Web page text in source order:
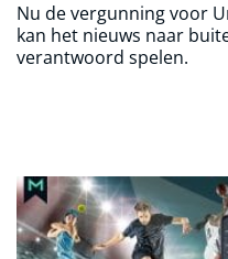
Nu de vergunning voor
kan het nieuws naar
verantwoord spelen.